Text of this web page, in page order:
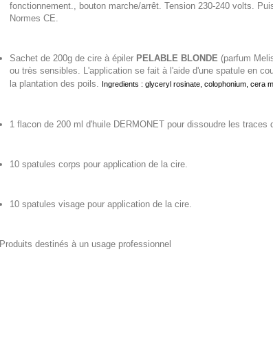
fonctionnement., bouton marche/arrêt. Tension 230-240 volts.
Normes CE.
Sachet de 200g de cire à épiler PELABLE BLONDE (parfum
ou très sensibles. L'application se fait à l'aide d'une spatule en
la plantation des poils. Ingredients : glyceryl rosinate, colophonium, cera
1 flacon de 200 ml d'huile DERMONET pour dissoudre les traces
10 spatules corps pour application de la cire.
10 spatules visage pour application de la cire.
Produits destinés à un usage professionnel